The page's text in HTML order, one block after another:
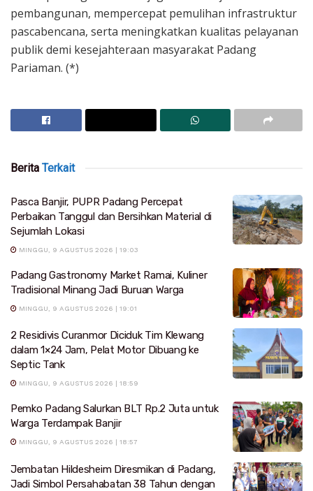
pembangunan, mempercepat pemulihan infrastruktur
pascabencana, serta meningkatkan kualitas pelayanan
publik demi kesejahteraan masyarakat Padang
Pariaman. (*)
Berita Terkait
Pasca Banjir, PUPR Padang Percepat
Perbaikan Tanggul dan Bersihkan Material di
Sejumlah Lokasi
MINGGU, 9 AGUSTUS 2026 | 19:03
Padang Gastronomy Market Ramai, Kuliner
Tradisional Minang Jadi Buruan Warga
MINGGU, 9 AGUSTUS 2026 | 19:01
2 Residivis Curanmor Diciduk Tim Klewang
dalam 1×24 Jam, Pelat Motor Dibuang ke
Septic Tank
MINGGU, 9 AGUSTUS 2026 | 18:59
Pemko Padang Salurkan BLT Rp.2 Juta untuk
Warga Terdampak Banjir
MINGGU, 9 AGUSTUS 2026 | 18:57
Jembatan Hildesheim Diresmikan di Padang,
Jadi Simbol Persahabatan 38 Tahun dengan